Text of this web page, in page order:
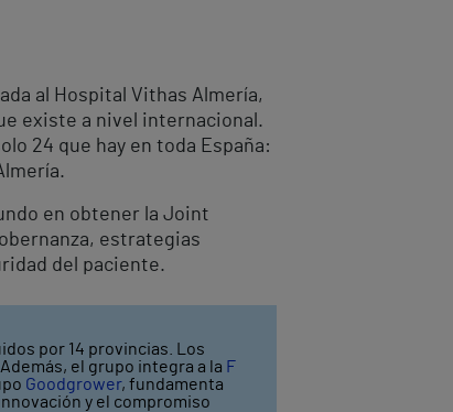
al Hospital Vithas Almería,
existe a nivel internacional.
24 que hay en toda España:
en obtener la Joint
estrategias
del paciente.
por 14 provincias. Los
el grupo integra a la F
Goodgrower, fundamenta
y el compromiso